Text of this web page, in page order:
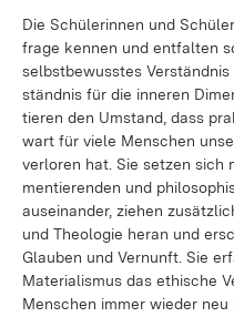
Die Schü­le­rin­nen und
fra­ge ken­nen und ent­fal­ten
selbst­be­wuss­tes
ständ­nis für die in­ne­ren
tie­ren den Um­stand, dass
wart für vie­le Men­schen
ver­lo­ren hat. Sie set­zen
men­tie­ren­den und
aus­ein­an­der, zie­hen
und Theo­lo­gie her­an und
Glau­ben und Ver­nunft. Sie
Ma­te­ria­lis­mus das ethi­sche
Men­schen im­mer wie­der